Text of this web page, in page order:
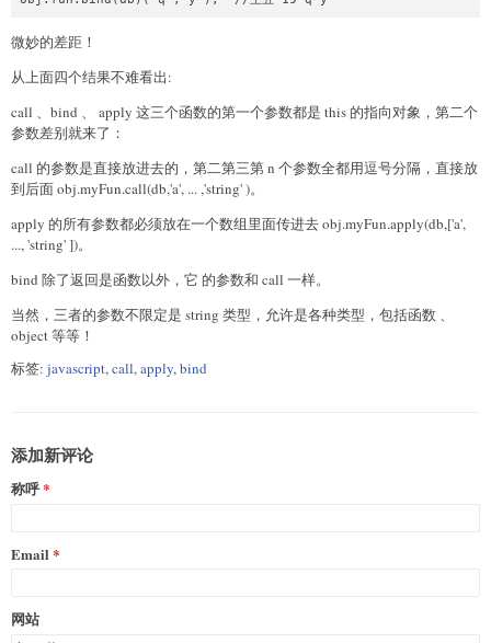
微妙的差距！
从上面四个结果不难看出:
call 、bind 、 apply 这三个函数的第一个参数都是 this 的指向对象，第二个
参数差别就来了：
call 的参数是直接放进去的，第二第三第 n 个参数全都用逗号分隔，直接放
到后面 obj.myFun.call(db,'a', ... ,'string' )。
apply 的所有参数都必须放在一个数组里面传进去 obj.myFun.apply(db,['a',
..., 'string' ])。
bind 除了返回是函数以外，它 的参数和 call 一样。
当然，三者的参数不限定是 string 类型，允许是各种类型，包括函数 、
object 等等！
标签: javascript,call,apply,bind
添加新评论
称呼
Email
网站